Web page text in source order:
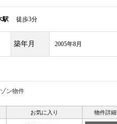
駅 徒歩3分
築年月 2005年8月
ン物件
お気に入り 物件詳細